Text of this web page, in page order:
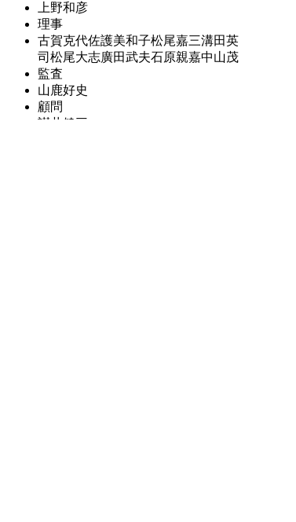
上野和彦
理事
古賀克代佐護美和子松尾嘉三溝田英
司 松尾大志廣田武夫石原親嘉中山茂
監査
山鹿好史
顧問
讃井健三